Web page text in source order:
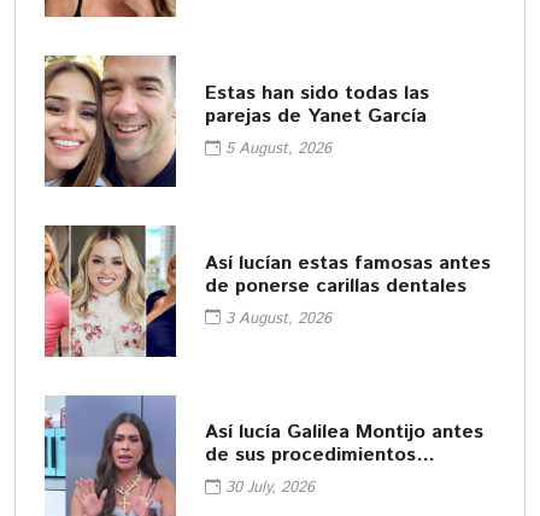
Estas han sido todas las
parejas de Yanet García
5 August, 2026
Así lucían estas famosas antes
de ponerse carillas dentales
3 August, 2026
Así lucía Galilea Montijo antes
de sus procedimientos
cosméticos
30 July, 2026